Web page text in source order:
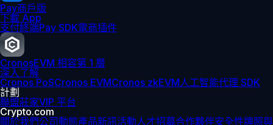
Pay商戶版
下載 App
支付終端Pay SDK電商插件
CronosEVM 相容第 1 層
深入了解
Cronos PoSCronos EVMCronos zkEVM人工智能代理 SDK
計劃
聯盟莊家VIP 平台
Crypto.com
關於我們公司動態產品新訊活動人才招募合作夥伴安全性牌照與